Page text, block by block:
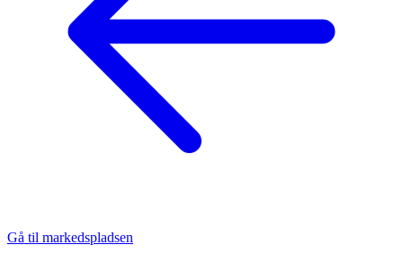
Gå til markedspladsen